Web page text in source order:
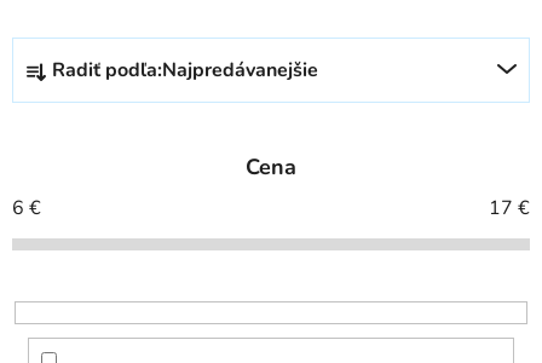
R
d
i
e
r
o
Radiť podľa:Najpredávanejšie
Cena
6 € 17 €